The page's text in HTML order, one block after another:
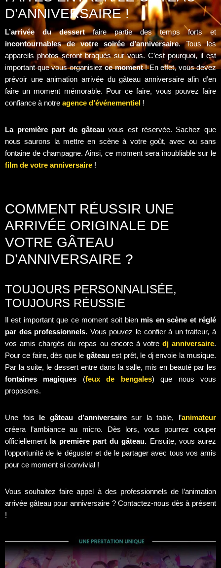
D’ANNIVERSAIRE !
L’arrivée du dessertfaire partie des temps forts et
incontournables de votre soirée d’anniversaire. Tous les
appareils photos seront braqués sur vous. C’est pourquoi, il est
important que vous organisiezce moment! En effet, vous devez
prévoir une animation arrivée du gâteau anniversaire afin d’en
faire un moment mémorable. Pour ce faire, vous pouvez faire
confiance à notre agence d’événementiel !
La première part de gâteauvous est réservée. Sachez que
nous saurons la mettre en scène à votre goût, avec ou sans
fontaine de champagne. Ainsi, ce moment sera inoubliable sur le
film de votre anniversaire !
COMMENT RÉUSSIR UNE
ARRIVÉE ORIGINALE DE
VOTRE GÂTEAU
D’ANNIVERSAIRE ?
TOUJOURS PERSONNALISÉE,
TOUJOURS RÉUSSIE
Il est important que ce moment soit bien mis en scène et réglé
par des professionnels. Vous pouvez le confier à un traiteur, à
vos amis chargés du repas ou encore à votredj anniversaire.
Pour ce faire, dès que le gâteauest prêt, le dj envoie la musique.
Par la suite, le dessert entre dans la salle, mis en beauté par les
fontaines magiques (feux de bengales) que nous vous
proposons.
Une fois le gâteau d’anniversairesur la table, l’animateur
créera l’ambiance au micro. Dès lors, vous pourrez couper
officiellement la première part du gâteau. Ensuite, vous aurez
l’opportunité de le déguster et de le partager avec tous vos amis
pour ce moment si convivial !
Vous souhaitez faire appel à des professionnels de l’animation
arrivée gâteau pour anniversaire ? Contactez-nous dès à présent
!